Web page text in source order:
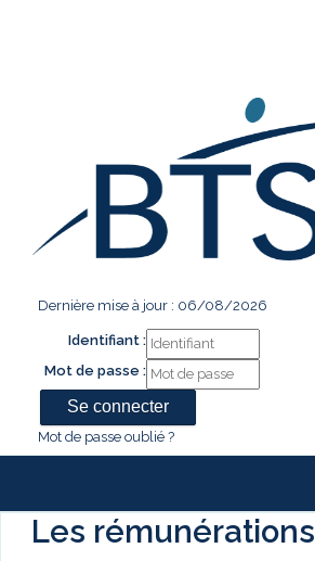
Dernière mise à jour : 06/08/2026
Identifiant :
Mot de passe :
Mot de passe oublié ?
Les rémunérations